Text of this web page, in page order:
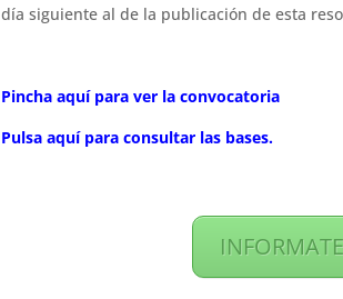
día siguiente al de la publicación de esta
Pincha aquí para ver la convocatoria
Pulsa aquí para consultar las bases.